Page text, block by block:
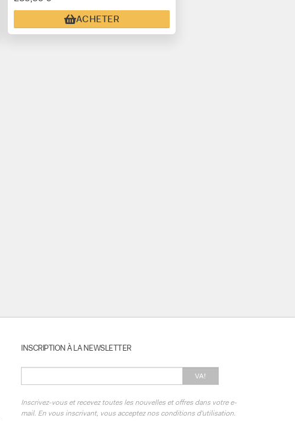
ACHETER
INSCRIPTION À LA NEWSLETTER
VA!
Inscrivez-vous et recevez toutes les nouvelles et offres dans votre e-
mail. En vous inscrivant, vous acceptez nos conditions d'utilisation.